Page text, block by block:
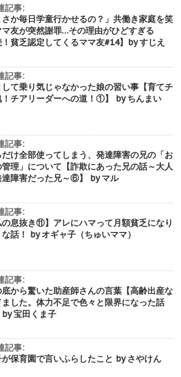
記事:
さか毎日学童行かせるの？」共働き家庭を笑
マ友が突然謝罪…その理由がひどすぎる
！貧乏認定してくるママ友#14】by すじえ
記事:
て乗り気じゃなかった娘の習い事【育てチ
！チアリーダーへの道！①】 by ちんまい
記事:
け全部使ってしまう、発達障害の兄の「お
理」について【詐欺にあった兄の話～大人
達障害だった兄～⑥】 by マル
記事:
の息抜き⑪】アレにハマって月額貧乏になり
話！ by オギャ子（ちゅいママ）
記事:
から驚いた助産師さんの言葉【高齢出産な
した。体力不足で色々と限界になった話
宝田くま子
記事:
保育園で言いふらしたこと by さやけん